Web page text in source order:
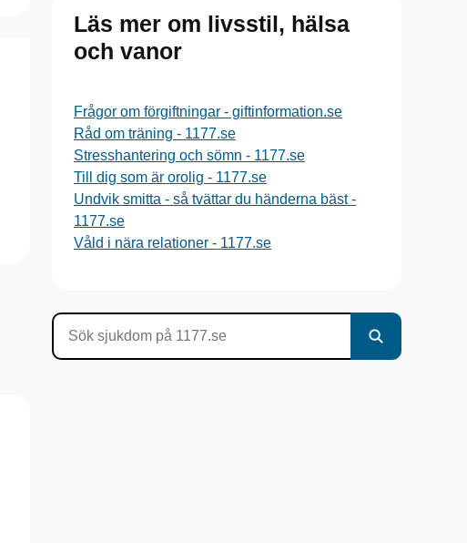
Läs mer om livsstil, hälsa
och vanor
Frågor om förgiftningar - giftinformation.se
Råd om träning - 1177.se
Stresshantering och sömn - 1177.se
Till dig som är orolig - 1177.se
Undvik smitta - så tvättar du händerna bäst -
1177.se
Våld i nära relationer - 1177.se